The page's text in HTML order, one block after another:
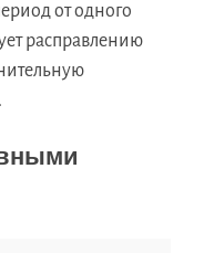
от одного
расправлению